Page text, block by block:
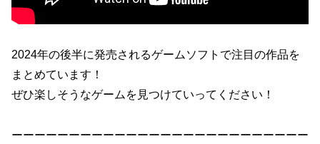
2024年の後半に発売されるゲームソフトで注目の作品を
まとめています！
ぜひ楽しそうなゲームを見つけていってください！
ーーーーーーーーーーーーーーーーーーーーーーーーーー